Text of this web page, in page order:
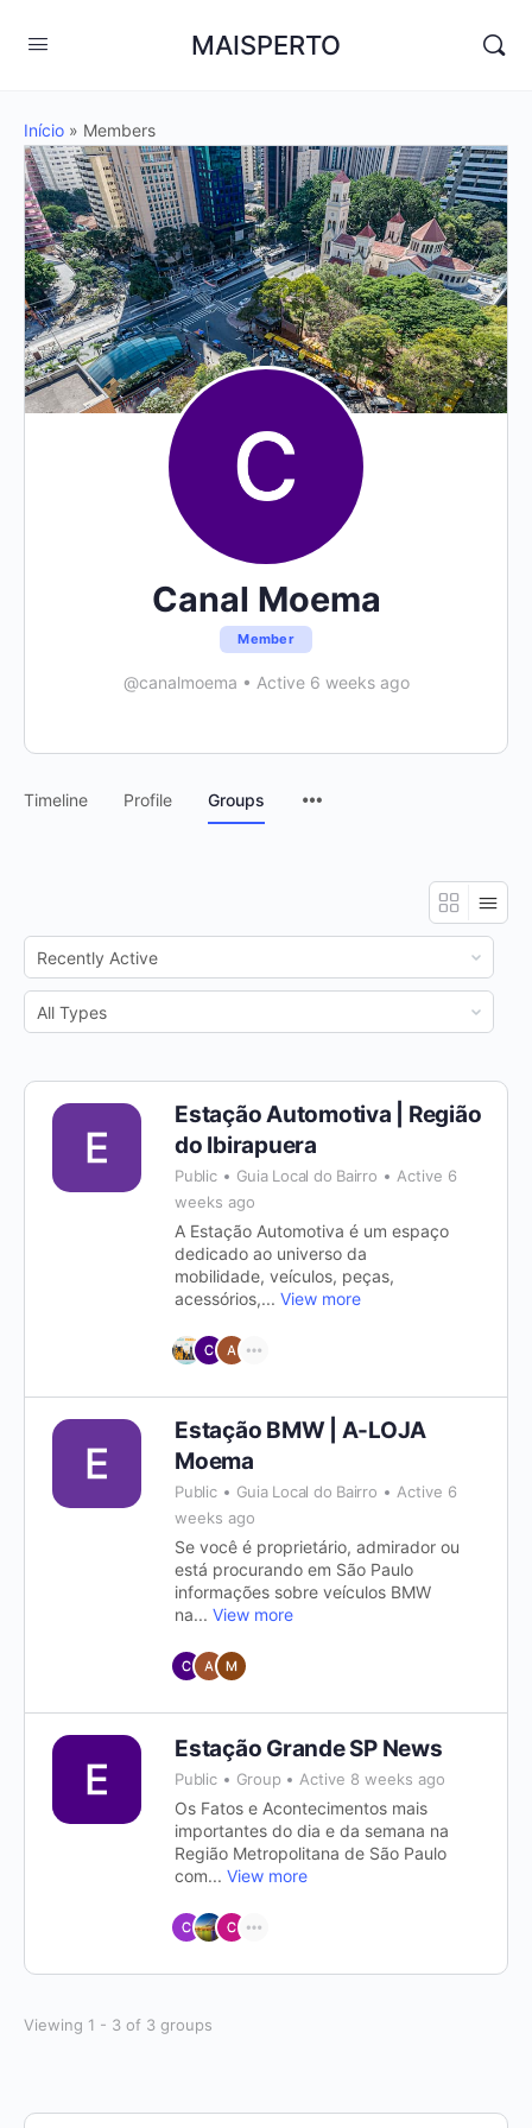
MAISPERTO
Início » Members
Canal Moema
Member
@canalmoema • Active 6 weeks ago
Timeline Profile Groups
Order
By:
Order
By:
Estação Automotiva | Região
do Ibirapuera
Public Guia Local do Bairro
Active 6
weeks ago
A Estação Automotiva é um espaço
dedicado ao universo da
mobilidade, veículos, peças,
acessórios,... View more
Estação BMW | A-LOJA
Moema
Public Guia Local do Bairro
Active 6
weeks ago
Se você é proprietário, admirador ou
está procurando em São Paulo
informações sobre veículos BMW
na... View more
Estação Grande SP News
Public Group Active 8 weeks ago
Os Fatos e Acontecimentos mais
importantes do dia e da semana na
Região Metropolitana de São Paulo
com... View more
Viewing 1 - 3 of 3 groups